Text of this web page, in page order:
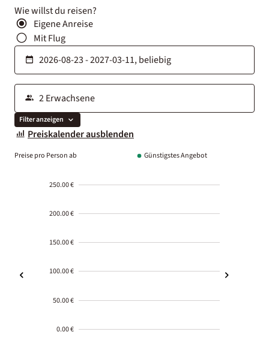
Wie willst du reisen?
Eigene Anreise
Mit Flug
Filter anzeigen
Preiskalender ausblenden
Preise pro Person ab Günstigstes Angebot
250.00 €
200.00 €
150.00 €
100.00 €
50.00 €
0.00 €